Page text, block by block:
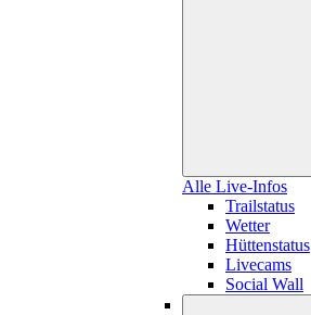
Alle Live-Infos
Trailstatus
Wetter
Hüttenstatus
Livecams
Social Wall